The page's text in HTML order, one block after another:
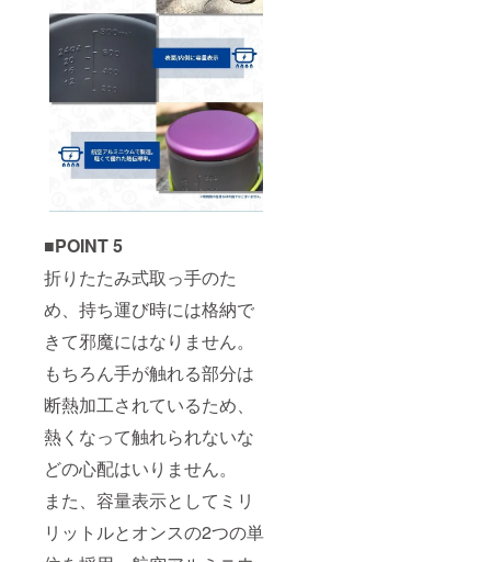
■POINT 5
折りたたみ式取っ手のた
め、持ち運び時には格納で
きて邪魔にはなりません。
もちろん手が触れる部分は
断熱加工されているため、
熱くなって触れられないな
どの心配はいりません。
また、容量表示としてミリ
リットルとオンスの2つの単